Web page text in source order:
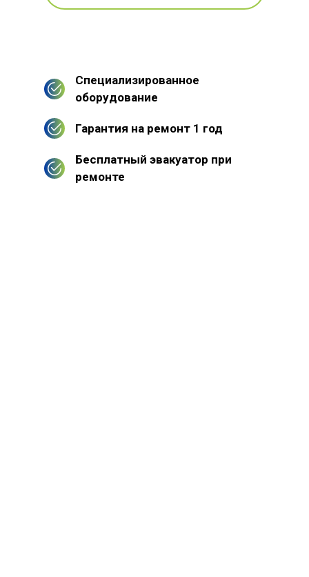
Специализированное
оборудование
Гарантия на ремонт 1 год
Бесплатный эвакуатор при
ремонте